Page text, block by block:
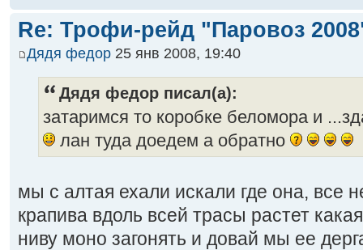
Re: Трофи-рейд "Паровоз
Дядя федор 25 янв 2008, 19:40
Дядя федор писал(а):
затаримся то коробке беломора и
лан туда доедем а обратно
мы с алтая ехали искали где она, все
крапива вдоль всей трасы растет
ниву моно загонять и довай мы ее